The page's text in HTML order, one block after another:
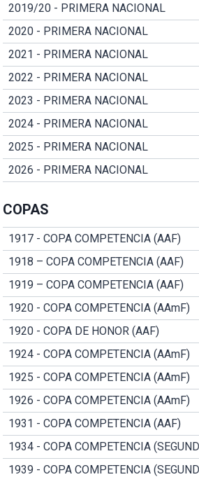
2019/20 - PRIMERA NACIONAL
2020 - PRIMERA NACIONAL
2021 - PRIMERA NACIONAL
2022 - PRIMERA NACIONAL
2023 - PRIMERA NACIONAL
2024 - PRIMERA NACIONAL
2025 - PRIMERA NACIONAL
2026 - PRIMERA NACIONAL
COPAS
1917 - COPA COMPETENCIA (AAF)
1918 – COPA COMPETENCIA (AAF)
1919 – COPA COMPETENCIA (AAF)
1920 - COPA COMPETENCIA (AAmF)
1920 - COPA DE HONOR (AAF)
1924 - COPA COMPETENCIA (AAmF)
1925 - COPA COMPETENCIA (AAmF)
1926 - COPA COMPETENCIA (AAmF)
1931 - COPA COMPETENCIA (AAF)
1934 - COPA COMPETENCIA
1939 - COPA COMPETENCIA